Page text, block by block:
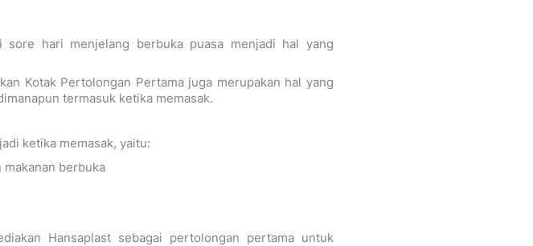
sore hari menjelang berbuka puasa menjadi hal yang
Kotak Pertolongan Pertama juga merupakan hal yang
termasuk ketika memasak.
ketika memasak, yaitu:
berbuka
Hansaplast sebagai pertolongan pertama untuk